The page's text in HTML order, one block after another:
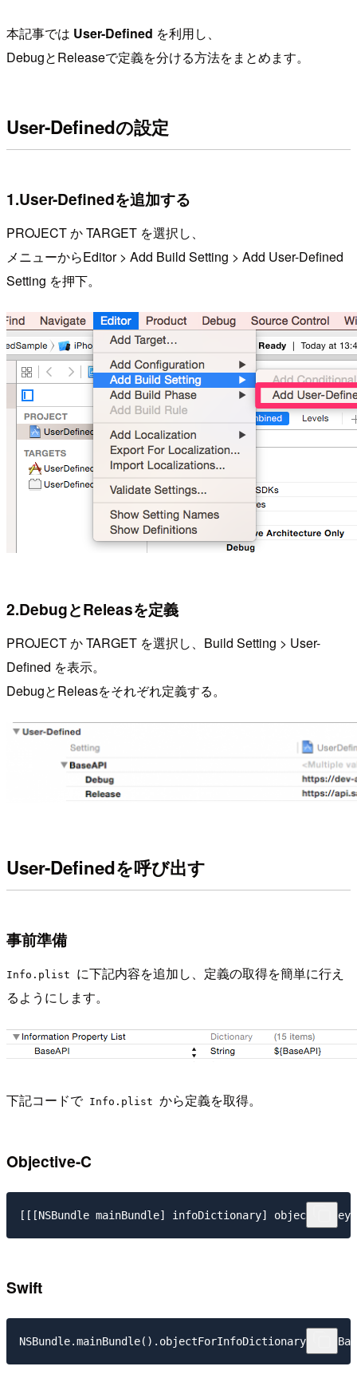
本記事では User-Defined を利用し、
DebugとReleaseで定義を分ける方法をまとめます。
User-Definedの設定
1.User-Definedを追加する
PROJECT か TARGET を選択し、
メニューからEditor > Add Build Setting > Add User-Defined
Setting を押下。
2.DebugとReleasを定義
PROJECT か TARGET を選択し、Build Setting > User-
Defined を表示。
DebugとReleasをそれぞれ定義する。
User-Definedを呼び出す
事前準備
Info.plist に下記内容を追加し、定義の取得を簡単に行え
るようにします。
下記コードでInfo.plist から定義を取得。
Objective-C
Swift